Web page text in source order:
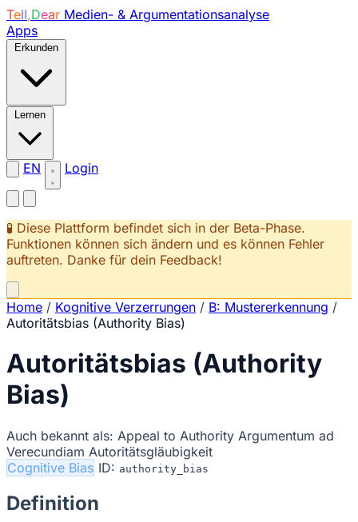
Tell,Dear Medien- & Argumentationsanalyse
Apps
Erkunden
Lernen
EN Login
🧪 Diese Plattform befindet sich in der Beta-Phase.
Funktionen können sich ändern und es können Fehler
auftreten. Danke für dein Feedback!
Home / Kognitive Verzerrungen / B: Mustererkennung /
Autoritätsbias (Authority Bias)
Autoritätsbias (Authority
Bias)
Auch bekannt als: Appeal to Authority Argumentum ad
Verecundiam Autoritätsgläubigkeit
Cognitive Bias ID: authority_bias
Definition